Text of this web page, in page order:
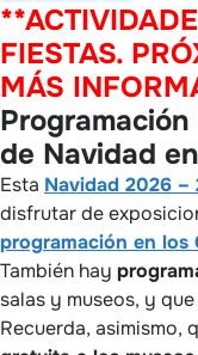
FIESTAS.
MÁS
de Navidad
Esta Navidad 2026 –
disfrutar de
programación en los
También hay
salas y museos, y
Recuerda, asimismo,